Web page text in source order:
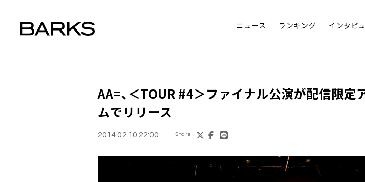
ニュース ランキング インタビ
AA=、＜TOUR #4＞ファイナル公演が配信限定
ムでリリース
2014.02.10 22:00 Share